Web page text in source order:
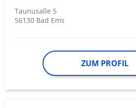
Taunusalle 5
56130 Bad Ems
ZUM PROFIL